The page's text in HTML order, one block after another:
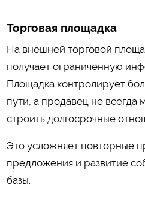
Торговая площадка
На внешней торговой
получает ограниченную
Площадка контролирует
пути, а продавец не
строить долгосрочные
Это усложняет повторные
предложения и развитие
базы.